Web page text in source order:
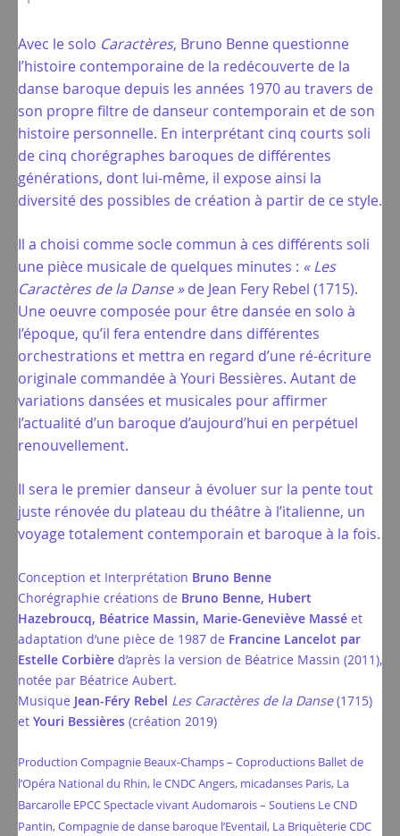
Avec le solo Caractères, Bruno Benne questionne
l’histoire contemporaine de la redécouverte de la
danse baroque depuis les années 1970 au travers de
son propre filtre de danseur contemporain et de son
histoire personnelle. En interprétant cinq courts soli
de cinq chorégraphes baroques de différentes
générations, dont lui-même, il expose ainsi la
diversité des possibles de création à partir de ce style.
Il a choisi comme socle commun à ces différents soli
une pièce musicale de quelques minutes : « Les
Caractères de la Danse »de Jean Fery Rebel (1715).
Une oeuvre composée pour être dansée en solo à
l’époque, qu’il fera entendre dans différentes
orchestrations et mettra en regard d’une ré-écriture
originale commandée à Youri Bessières. Autant de
variations dansées et musicales pour affirmer
l’actualité d’un baroque d’aujourd’hui en perpétuel
renouvellement.
Il sera le premier danseur à évoluer sur la pente tout
juste rénovée du plateau du théâtre à l’italienne, un
voyage totalement contemporain et baroque à la fois.
Conception et Interprétation Bruno Benne
Chorégraphie créations de Bruno Benne, Hubert
Hazebroucq, Béatrice Massin, Marie-Geneviève Massé et
adaptation d’une pièce de 1987 de Francine Lancelot par
Estelle Corbière d’après la version de Béatrice Massin (2011),
notée par Béatrice Aubert.
Musique Jean-Féry Rebel Les Caractères de la Danse(1715)
et Youri Bessières (création 2019)
Production Compagnie Beaux-Champs – Coproductions Ballet de
l’Opéra National du Rhin, le CNDC Angers, micadanses Paris, La
Barcarolle EPCC Spectacle vivant Audomarois – Soutiens Le CND
Pantin, Compagnie de danse baroque l’Eventail, La Briquèterie CDC